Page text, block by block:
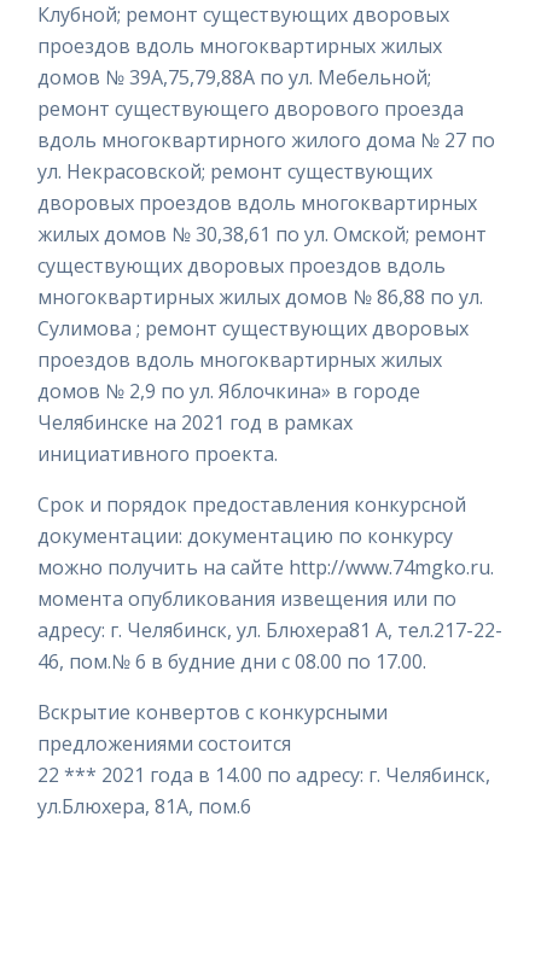
Клубной; ремонт существующих дворовых
проездов вдоль многоквартирных жилых
домов № 39А,75,79,88А по ул. Мебельной;
ремонт существующего дворового проезда
вдоль многоквартирного жилого дома № 27 по
ул. Некрасовской; ремонт существующих
дворовых проездов вдоль многоквартирных
жилых домов № 30,38,61 по ул. Омской; ремонт
существующих дворовых проездов вдоль
многоквартирных жилых домов № 86,88 по ул.
Сулимова ; ремонт существующих дворовых
проездов вдоль многоквартирных жилых
домов № 2,9 по ул. Яблочкина» в городе
Челябинске на 2021 год в рамках
инициативного проекта.
Срок и порядок предоставления конкурсной
документации: документацию по конкурсу
можно получить на сайте http://www.74mgko.ru.
момента опубликования извещения или по
адресу: г. Челябинск, ул. Блюхера81 А, тел.217-22-
46, пом.№ 6 в будние дни с 08.00 по 17.00.
Вскрытие конвертов с конкурсными
предложениями состоится
22 *** 2021 года в 14.00 по адресу: г. Челябинск,
ул.Блюхера, 81А, пом.6